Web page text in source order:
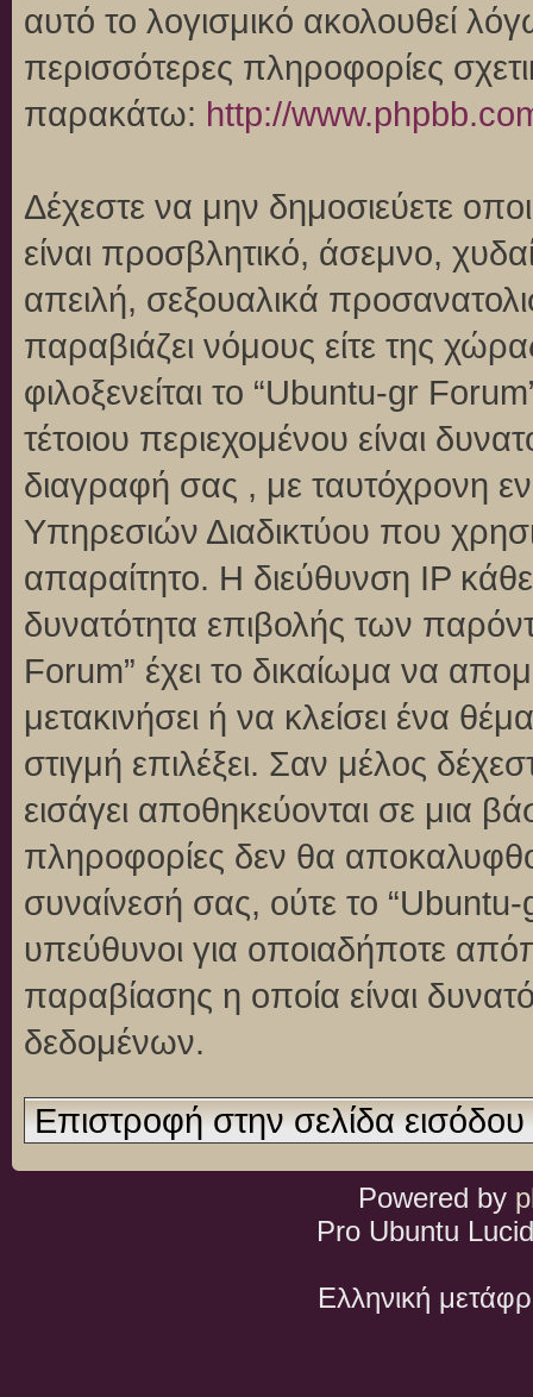
αυτό το λογισμικό ακολουθεί
περισσότερες πληροφορίες
παρακάτω: http://
Δέχεστε να μην δημοσιεύετε
είναι προσβλητικό, άσεμνο,
απειλή, σεξουαλικά
παραβιάζει νόμους είτε της
φιλοξενείται το “Ubuntu-gr
τέτοιου περιεχομένου είναι
διαγραφή σας , με ταυτόχρονη
Υπηρεσιών Διαδικτύου που
απαραίτητο. Η διεύθυνση IP
δυνατότητα επιβολής των
Forum” έχει το δικαίωμα να
μετακινήσει ή να κλείσει ένα
στιγμή επιλέξει. Σαν μέλος
εισάγει αποθηκεύονται σε μια
πληροφορίες δεν θα
συναίνεσή σας, ούτε το
υπεύθυνοι για οποιαδήποτε
παραβίασης η οποία είναι
δεδομένων.
Επιστροφή στην σελίδα εισόδου
Powered by
Pro Ubuntu
Ελληνική